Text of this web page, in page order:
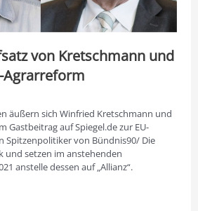
von Kretschmann und
Agrarreform
äußern sich Winfried Kretschmann und
Gastbeitrag auf Spiegel.de zur EU-
Spitzenpolitiker von Bündnis90/ Die
und setzen im anstehenden
anstelle dessen auf „Allianz“.